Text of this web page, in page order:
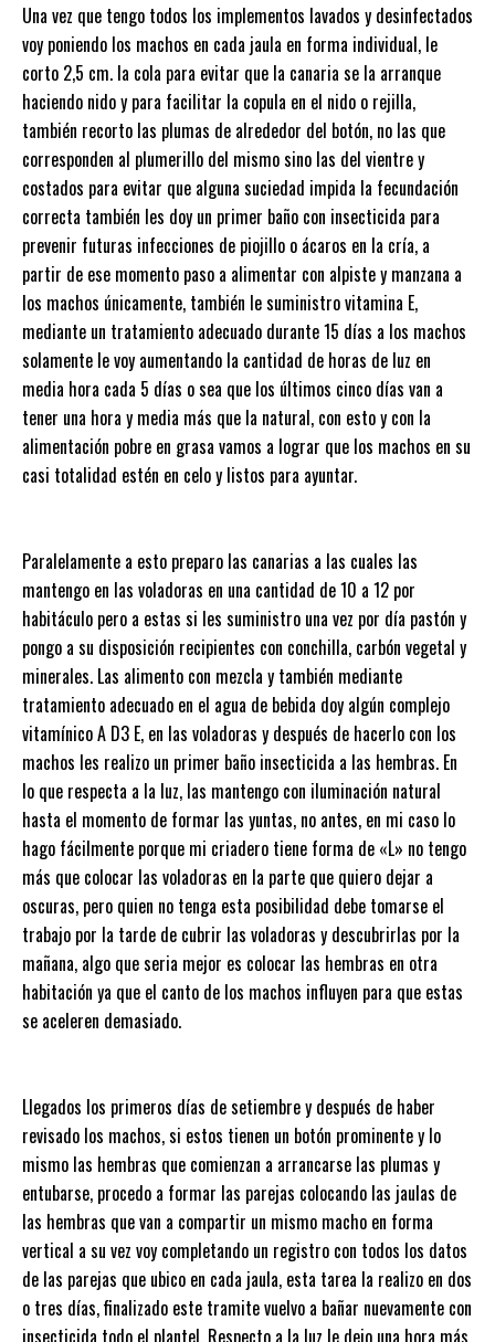
Una vez que tengo todos los implementos lavados y desinfectados
voy poniendo los machos en cada jaula en forma individual, le
corto 2,5 cm. la cola para evitar que la canaria se la arranque
haciendo nido y para facilitar la copula en el nido o rejilla,
también recorto las plumas de alrededor del botón, no las que
corresponden al plumerillo del mismo sino las del vientre y
costados para evitar que alguna suciedad impida la fecundación
correcta también les doy un primer baño con insecticida para
prevenir futuras infecciones de piojillo o ácaros en la cría, a
partir de ese momento paso a alimentar con alpiste y manzana a
los machos únicamente, también le suministro vitamina E,
mediante un tratamiento adecuado durante 15 días a los machos
solamente le voy aumentando la cantidad de horas de luz en
media hora cada 5 días o sea que los últimos cinco días van a
tener una hora y media más que la natural, con esto y con la
alimentación pobre en grasa vamos a lograr que los machos en su
casi totalidad estén en celo y listos para ayuntar.
Paralelamente a esto preparo las canarias a las cuales las
mantengo en las voladoras en una cantidad de 10 a 12 por
habitáculo pero a estas si les suministro una vez por día pastón y
pongo a su disposición recipientes con conchilla, carbón vegetal y
minerales. Las alimento con mezcla y también mediante
tratamiento adecuado en el agua de bebida doy algún complejo
vitamínico A D3 E, en las voladoras y después de hacerlo con los
machos les realizo un primer baño insecticida a las hembras. En
lo que respecta a la luz, las mantengo con iluminación natural
hasta el momento de formar las yuntas, no antes, en mi caso lo
hago fácilmente porque mi criadero tiene forma de «L» no tengo
más que colocar las voladoras en la parte que quiero dejar a
oscuras, pero quien no tenga esta posibilidad debe tomarse el
trabajo por la tarde de cubrir las voladoras y descubrirlas por la
mañana, algo que seria mejor es colocar las hembras en otra
habitación ya que el canto de los machos influyen para que estas
se aceleren demasiado.
Llegados los primeros días de setiembre y después de haber
revisado los machos, si estos tienen un botón prominente y lo
mismo las hembras que comienzan a arrancarse las plumas y
entubarse, procedo a formar las parejas colocando las jaulas de
las hembras que van a compartir un mismo macho en forma
vertical a su vez voy completando un registro con todos los datos
de las parejas que ubico en cada jaula, esta tarea la realizo en dos
o tres días, finalizado este tramite vuelvo a bañar nuevamente con
insecticida todo el plantel. Respecto a la luz le dejo una hora más